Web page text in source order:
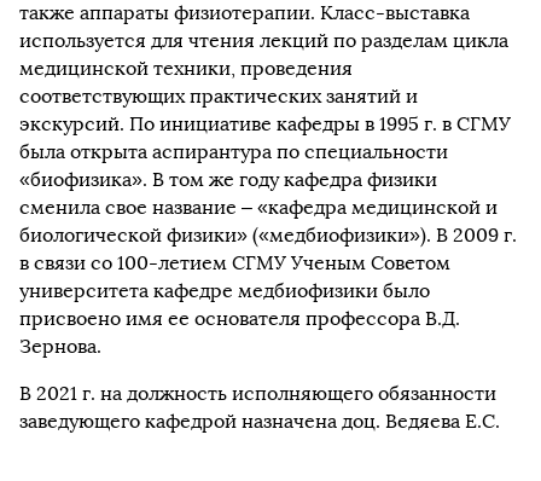
также аппараты физиотерапии. Класс-выставка
используется для чтения лекций по разделам цикла
медицинской техники, проведения
соответствующих практических занятий и
экскурсий. По инициативе кафедры в 1995 г. в СГМУ
была открыта аспирантура по специальности
«биофизика». В том же году кафедра физики
сменила свое название – «кафедра медицинской и
биологической физики» («медбиофизики»). В 2009 г.
в связи со 100-летием СГМУ Ученым Советом
университета кафедре медбиофизики было
присвоено имя ее основателя профессора В.Д.
Зернова.
В 2021 г. на должность исполняющего обязанности
заведующего кафедрой назначена доц. Ведяева Е.С.